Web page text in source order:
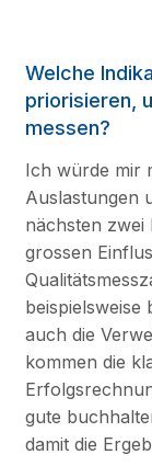
Welche
priorisieren,
messen?
Ich würde mir
Auslastungen
nächsten zwei
grossen
beispielsweise
auch die
kommen die
gute
damit die